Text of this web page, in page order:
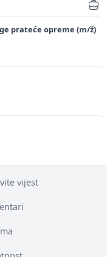
prateće opreme (m/ž)
vijest